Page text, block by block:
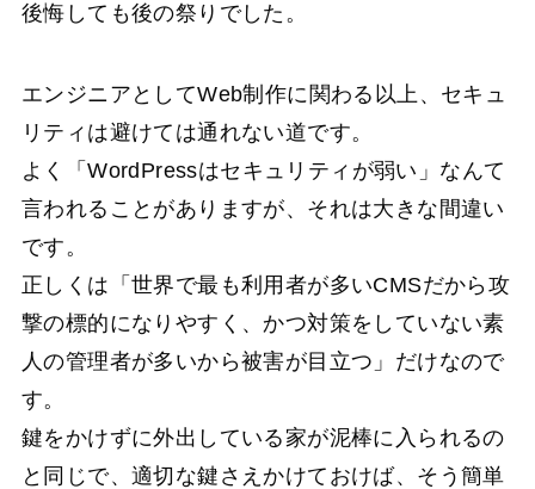
後悔しても後の祭りでした。
エンジニアとしてWeb制作に関わる以上、セキュ
リティは避けては通れない道です。
よく「WordPressはセキュリティが弱い」なんて
言われることがありますが、それは大きな間違い
です。
正しくは「世界で最も利用者が多いCMSだから攻
撃の標的になりやすく、かつ対策をしていない素
人の管理者が多いから被害が目立つ」だけなので
す。
鍵をかけずに外出している家が泥棒に入られるの
と同じで、適切な鍵さえかけておけば、そう簡単